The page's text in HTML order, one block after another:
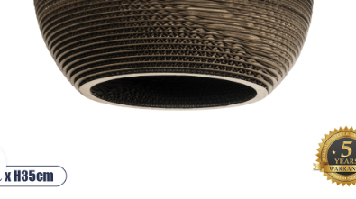
Κλικ για μεγέθυνση